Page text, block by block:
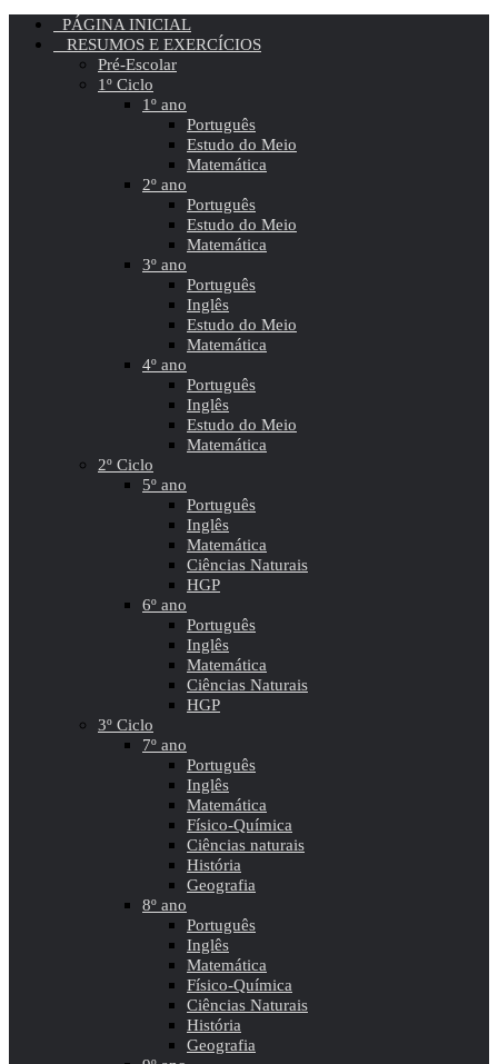
PÁGINA INICIAL
RESUMOS E EXERCÍCIOS
Pré-Escolar
1º Ciclo
1º ano
Português
Estudo do Meio
Matemática
2º ano
Português
Estudo do Meio
Matemática
3º ano
Português
Inglês
Estudo do Meio
Matemática
4º ano
Português
Inglês
Estudo do Meio
Matemática
2º Ciclo
5º ano
Português
Inglês
Matemática
Ciências Naturais
HGP
6º ano
Português
Inglês
Matemática
Ciências Naturais
HGP
3º Ciclo
7º ano
Português
Inglês
Matemática
Físico-Química
Ciências naturais
História
Geografia
8º ano
Português
Inglês
Matemática
Físico-Química
Ciências Naturais
História
Geografia